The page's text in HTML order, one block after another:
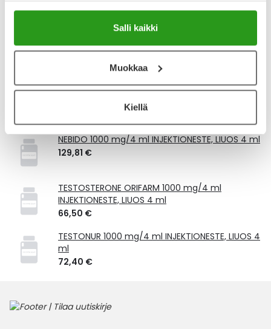
Salli kaikki
Muokkaa
Kiellä
Kela-korvattavuus ja reseptin toimitusmaksu
toimitusmaksu 2,46 € lisätään tuotteen hintaan.
Laske korvauksen suuruus
NEBIDO 1000 mg/4 ml INJEKTIONESTE, LIUOS 4 ml
129,81 €
TESTOSTERONE ORIFARM 1000 mg/4 ml
INJEKTIONESTE, LIUOS 4 ml
66,50 €
TESTONUR 1000 mg/4 ml INJEKTIONESTE, LIUOS 4
ml
72,40 €